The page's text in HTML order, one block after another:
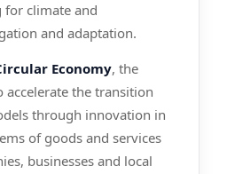
climate and
and adaptation.
Economy, the
the transition
through innovation in
of goods and services
businesses and local